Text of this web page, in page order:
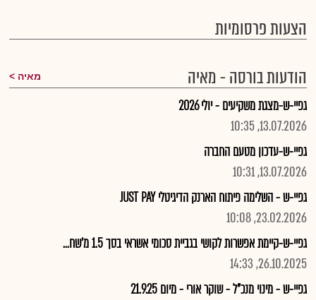
הצעות פרסומיות
הודעות בורסה - מאיה
מאיה
גפיי-ש-מצגת משקיעים - יולי 2026
13.07.2026, 10:35
גפיי-ש-עדכון מטעם החברה
13.07.2026, 10:31
גפיי-ש - השלימה פיתוח הארנק הדיגיטלי JUST PAY
23.02.2026, 10:08
גפיי-ש-קיימת אפשרות לקושי בגביית סכומי אשראי בסך 1.5 מ'שח...
26.10.2025, 14:33
גפיי-ש - מינוי מנכ"ל - שוקר אורי - מיום 21.9.25